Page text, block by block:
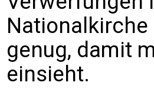
genug, damit
einsieht.